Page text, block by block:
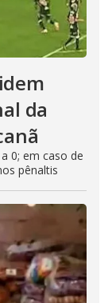
da
0; em caso de
pênaltis